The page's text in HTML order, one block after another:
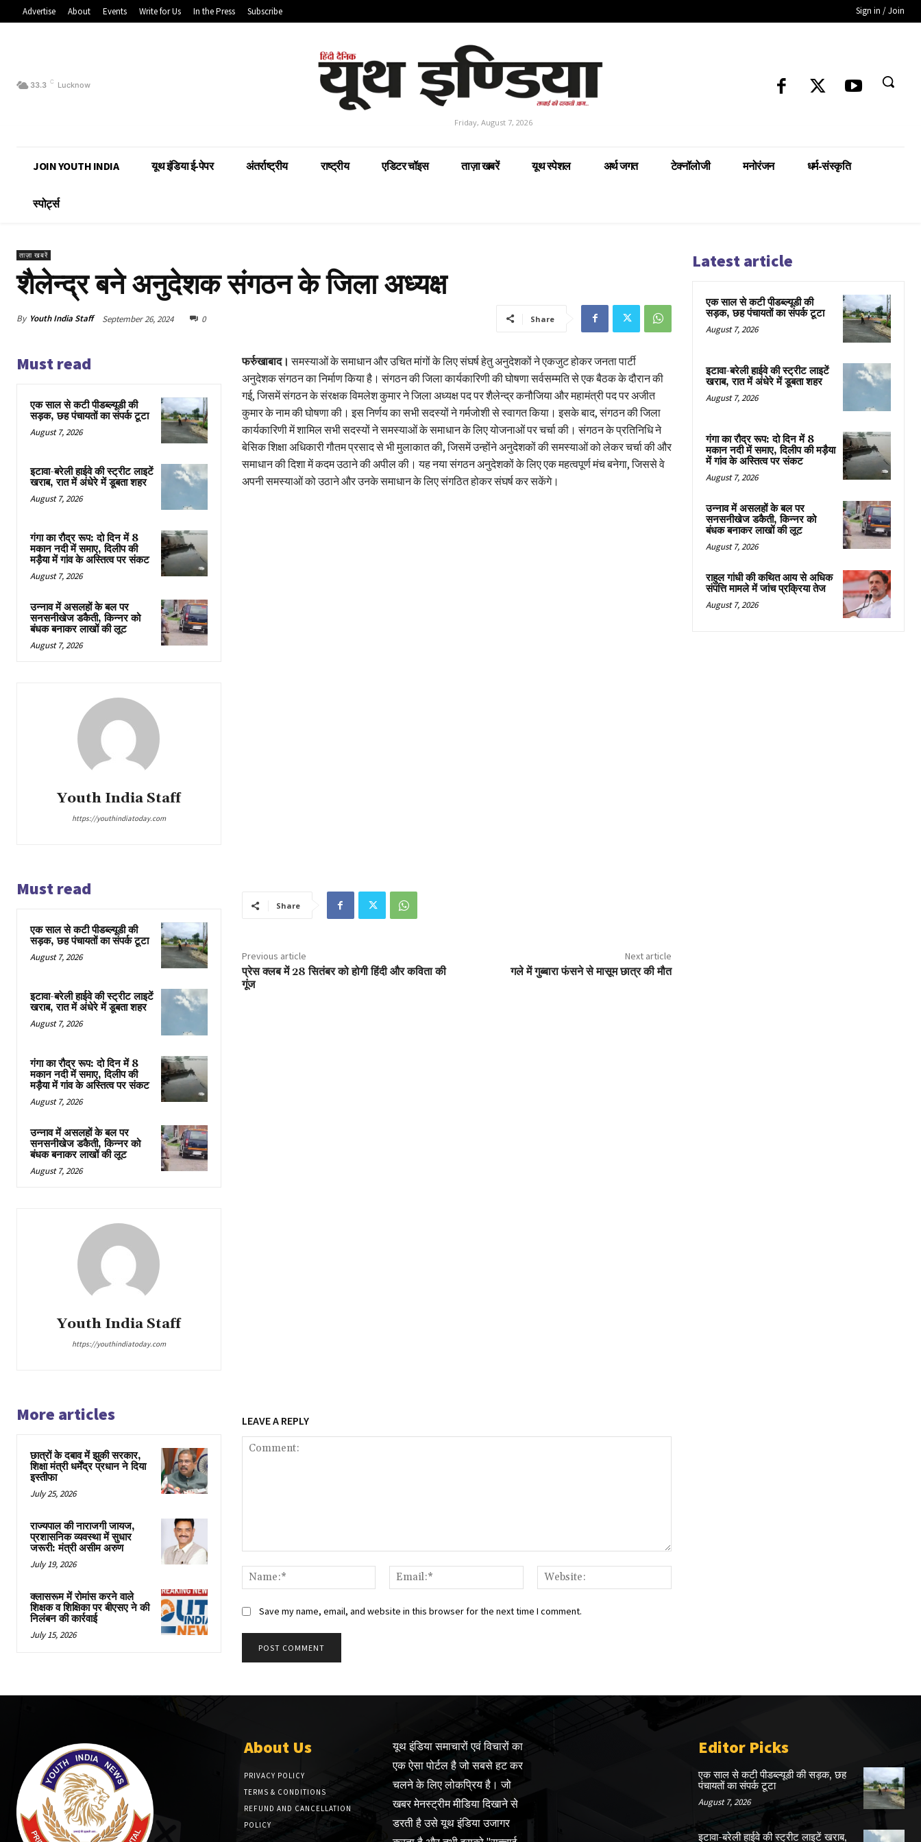
Advertise About Events Write for Us In the Press Subscribe Sign in / Join
33.3 C Lucknow
Friday, August 7, 2026
JOIN YOUTH INDIA यूथ इंडिया ई-पेपर अंतर्राष्ट्रीय राष्ट्रीय एडिटर चॉइस ताज़ा खबरें यूथ स्पेशल अर्थ जगत टेक्नॉलोजी मनोरंजन धर्म-संस्कृति
स्पोर्ट्स
ताज़ा खबरें
शैलेन्द्र बने अनुदेशक संगठन के जिला अध्यक्ष
By Youth India Staff September 26, 2024 0 Share
Must read
एक साल से कटी पीडब्ल्यूडी की
सड़क, छह पंचायतों का संपर्क टूटा
August 7, 2026
इटावा-बरेली हाईवे की स्ट्रीट लाइटें
खराब, रात में अंधेरे में डूबता शहर
August 7, 2026
गंगा का रौद्र रूप: दो दिन में 8
मकान नदी में समाए, दिलीप की
मड़ैया में गांव के अस्तित्व पर संकट
August 7, 2026
उन्नाव में असलहों के बल पर
सनसनीखेज डकैती, किन्नर को
बंधक बनाकर लाखों की लूट
August 7, 2026
Youth India Staff
https://youthindiatoday.com
फर्रुखाबाद। समस्याओं के समाधान और उचित मांगों के लिए संघर्ष हेतु अनुदेशकों ने एकजुट होकर जनता पार्टी
अनुदेशक संगठन का निर्माण किया है। संगठन की जिला कार्यकारिणी की घोषणा सर्वसम्मति से एक बैठक के दौरान की
गई, जिसमें संगठन के संरक्षक विमलेश कुमार ने जिला अध्यक्ष पद पर शैलेन्द्र कनौजिया और महामंत्री पद पर अजीत
कुमार के नाम की घोषणा की। इस निर्णय का सभी सदस्यों ने गर्मजोशी से स्वागत किया। इसके बाद, संगठन की जिला
कार्यकारिणी में शामिल सभी सदस्यों ने समस्याओं के समाधान के लिए योजनाओं पर चर्चा की। संगठन के प्रतिनिधि ने
बेसिक शिक्षा अधिकारी गौतम प्रसाद से भी मुलाकात की, जिसमें उन्होंने अनुदेशकों की समस्याओं को लेकर चर्चा की और
समाधान की दिशा में कदम उठाने की अपील की। यह नया संगठन अनुदेशकों के लिए एक महत्वपूर्ण मंच बनेगा, जिससे वे
अपनी समस्याओं को उठाने और उनके समाधान के लिए संगठित होकर संघर्ष कर सकेंगे।
Must read
एक साल से कटी पीडब्ल्यूडी की
सड़क, छह पंचायतों का संपर्क टूटा
August 7, 2026
इटावा-बरेली हाईवे की स्ट्रीट लाइटें
खराब, रात में अंधेरे में डूबता शहर
August 7, 2026
गंगा का रौद्र रूप: दो दिन में 8
मकान नदी में समाए, दिलीप की
मड़ैया में गांव के अस्तित्व पर संकट
August 7, 2026
उन्नाव में असलहों के बल पर
सनसनीखेज डकैती, किन्नर को
बंधक बनाकर लाखों की लूट
August 7, 2026
Youth India Staff
https://youthindiatoday.com
Share
Previous article
प्रेस क्लब में 28 सितंबर को होगी हिंदी और कविता की
गूंज
Next article
गले में गुब्बारा फंसने से मासूम छात्र की मौत
More articles
छात्रों के दबाव में झुकी सरकार,
शिक्षा मंत्री धर्मेंद्र प्रधान ने दिया
इस्तीफा
July 25, 2026
राज्यपाल की नाराजगी जायज,
प्रशासनिक व्यवस्था में सुधार
जरूरी: मंत्री असीम अरुण
July 19, 2026
क्लासरूम में रोमांस करने वाले
शिक्षक व शिक्षिका पर बीएसए ने की
निलंबन की कार्रवाई
July 15, 2026
LEAVE A REPLY
Name:*
Email:*
Save my name, email, and website in this browser for the next time I comment.
Latest article
एक साल से कटी पीडब्ल्यूडी की
सड़क, छह पंचायतों का संपर्क टूटा
August 7, 2026
इटावा-बरेली हाईवे की स्ट्रीट लाइटें
खराब, रात में अंधेरे में डूबता शहर
August 7, 2026
गंगा का रौद्र रूप: दो दिन में 8
मकान नदी में समाए, दिलीप की मड़ैया
में गांव के अस्तित्व पर संकट
August 7, 2026
उन्नाव में असलहों के बल पर
सनसनीखेज डकैती, किन्नर को
बंधक बनाकर लाखों की लूट
August 7, 2026
राहुल गांधी की कथित आय से अधिक
संपत्ति मामले में जांच प्रक्रिया तेज
August 7, 2026
About Us
PRIVACY POLICY
TERMS & CONDITIONS
REFUND AND CANCELLATION
POLICY
यूथ इंडिया समाचारों एवं विचारों का
एक ऐसा पोर्टल है जो सबसे हट कर
चलने के लिए लोकप्रिय है। जो
खबर मेनस्ट्रीम मीडिया दिखाने से
डरती है उसे यूथ इंडिया उजागर
Editor Picks
एक साल से कटी पीडब्ल्यूडी की सड़क, छह
पंचायतों का संपर्क टूटा
August 7, 2026
इटावा-बरेली हाईवे की स्ट्रीट लाइटें खराब,